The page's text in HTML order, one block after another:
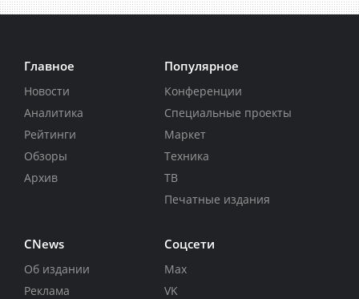
Главное
Новости
Аналитика
Рейтинги
Обзоры
Архив
Популярное
Конференции
Специальные проекты
Маркет
Техника
ТВ
Печатные издания
CNews
Об издании
Реклама
Соцсети
Max
VK